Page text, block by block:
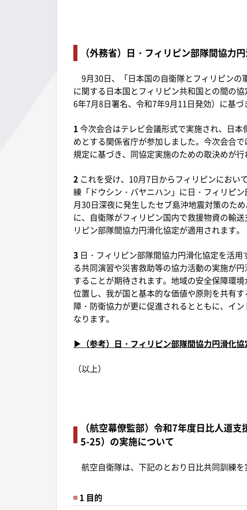
（外務省）日・フィリピン部隊間協力
9月30日、「日本国の自衛隊とフィリピンの
に関する日本国とフィリピン共和国との間の
6年7月8日署名、令和7年9月11日発効）に基づ
1 今次会合はテレビ会議形式で実施され、日
めとする関係省庁が参加しました。今次会合
規定に基づき、同協定実施のための取決めが行
2 これを受け、10月7日からフィリピンにおい
練「ドウシン・バヤニハン」に日・フィリピ
月30日深夜に発生したセブ島沖地震対策のた
に、自衛隊がフィリピン国内で救援物資の輸
リピン部隊間協力円滑化協定が適用されます。
3 日・フィリピン部隊間協力円滑化協定を活
る共同演習や災害救助等の協力活動の実施が
することが期待されます。地域の安全保障環
位置し、我が国と基本的な価値や原則を共有
障・防衛協力が更に促進されるとともに、イ
なります。
▶（参考）日・フィリピン部隊間協力円滑化協
（以上）
（航空幕僚監部）令和7年度日比人道
5-25）の実施について
航空自衛隊は、下記のとおり日比共同訓練を
1 目的